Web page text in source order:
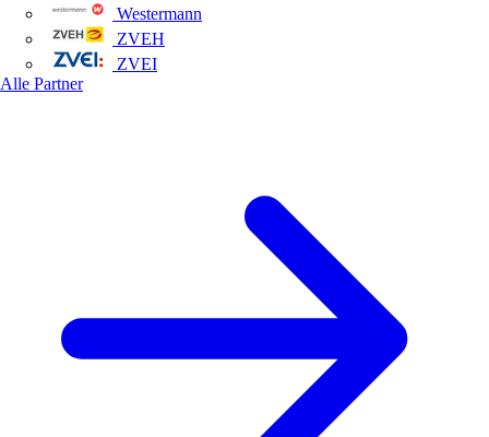
Westermann
ZVEH
ZVEI
Alle Partner